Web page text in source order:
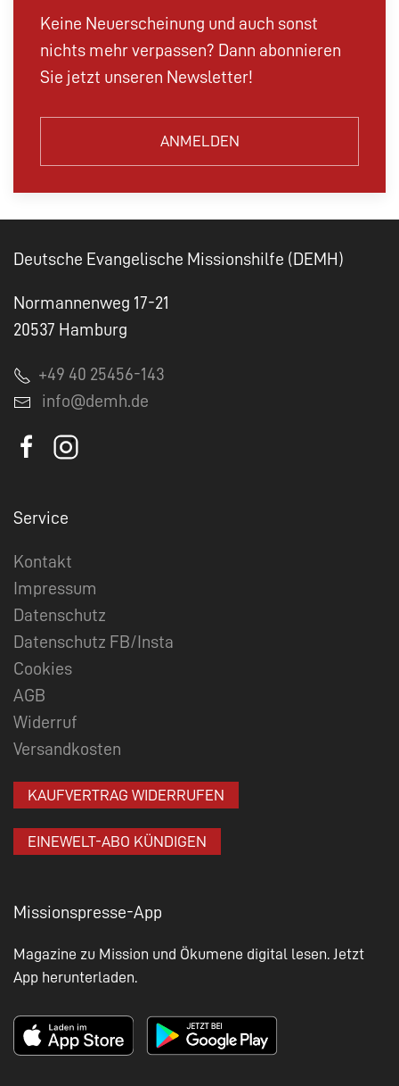
Keine Neuerscheinung und auch sonst
nichts mehr verpassen? Dann abonnieren
Sie jetzt unseren Newsletter!
ANMELDEN
Deutsche Evangelische Missionshilfe (DEMH)
Normannenweg 17-21
20537 Hamburg
+49 40 25456-143
info@demh.de
Service
Kontakt
Impressum
Datenschutz
Datenschutz FB/Insta
Cookies
AGB
Widerruf
Versandkosten
KAUFVERTRAG WIDERRUFEN
EINEWELT-ABO KÜNDIGEN
Missionspresse-App
Magazine zu Mission und Ökumene digital lesen. Jetzt
App herunterladen.